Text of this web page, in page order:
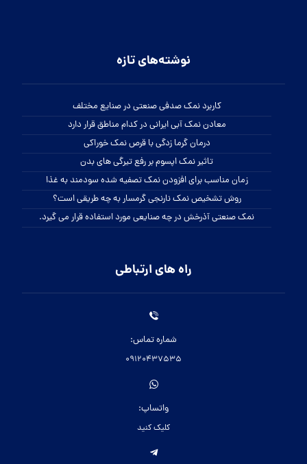
نوشته‌های تازه
کاربرد نمک صدفی صنعتی در صنایع مختلف
معادن نمک آبی ایرانی در کدام مناطق قرار دارد
درمان گرما زدگی با قرص نمک خوراکی
تاثیر نمک اپسوم بر رفع تیرگی های بدن
زمان مناسب برای افزودن نمک تصفیه شده سودمند به غذا
روش تشخیص نمک نارنجی گرمسار به چه طریقی است؟
نمک صنعتی آذرخش در چه صنایعی مورد استفاده قرار می گیرد.
راه های ارتباطی
شماره تماس:
09120437535
واتساپ:
کلیک کنید